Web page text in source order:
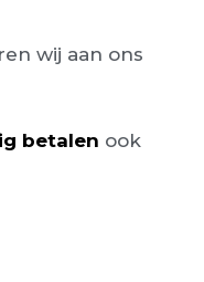
wij aan ons
betalen ook